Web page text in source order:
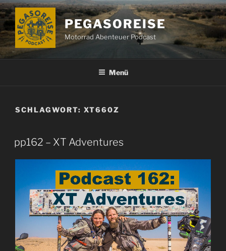
Zum
Inhalt
springen
PEGASOREISE
Motorrad Abenteuer Podcast
Menü
SCHLAGWORT: XT660Z
pp162 – XT Adventures